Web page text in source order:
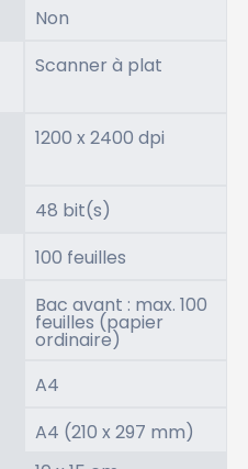
Non
Scanner à plat
1200 x 2400 dpi
48 bit(s)
100 feuilles
Bac avant : max. 100
feuilles (papier
ordinaire)
A4
A4 (210 x 297 mm)